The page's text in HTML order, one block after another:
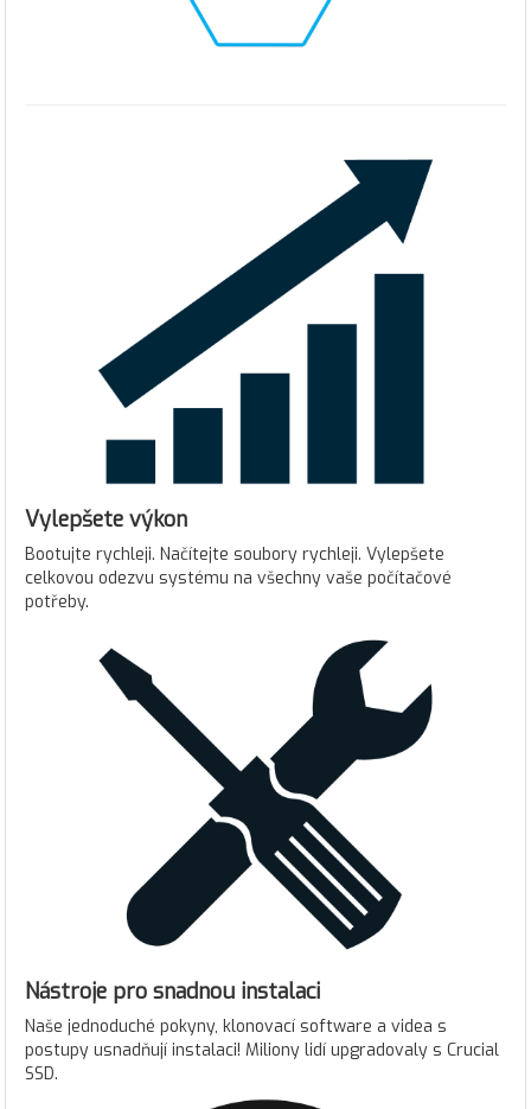
Vylepšete výkon
Bootujte rychleji. Načítejte soubory rychleji. Vylepšete
celkovou odezvu systému na všechny vaše počítačové
potřeby.
Nástroje pro snadnou instalaci
Naše jednoduché pokyny, klonovací software a videa s
postupy usnadňují instalaci! Miliony lidí upgradovaly s Crucial
SSD.